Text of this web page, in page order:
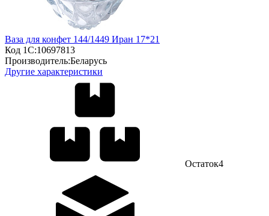
Ваза для конфет 144/1449 Иран 17*21
Код 1С:10697813
Производитель:Беларусь
Другие характеристики
Остаток4